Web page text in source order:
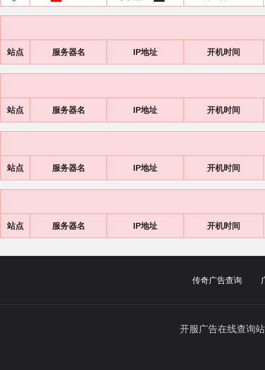
站点 服务器名 IP地址 开机时间
站点 服务器名 IP地址 开机时间
站点 服务器名 IP地址 开机时间
站点 服务器名 IP地址 开机时间
传奇广告查询
开服广告在线查